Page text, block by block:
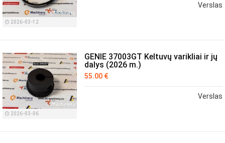
2026-03-12
Verslas
2026-03-06
GENIE 37003GT Keltuvų varikliai ir jų
dalys (2026 m.)
55.00 €
Verslas